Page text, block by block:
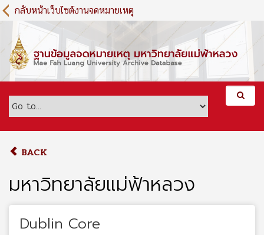
S
k
m
c
กลับหน้าเว็บไซต์งานจดหมายเหตุ
BACK
มหาวิทยาลัยแม่ฟ้าหลวง
Dublin Core